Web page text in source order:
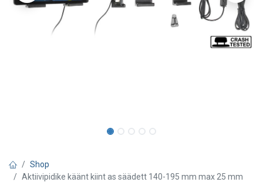
Shop
Aktiivipidike käänt kiint as säädett 140-195 mm max 25 mm